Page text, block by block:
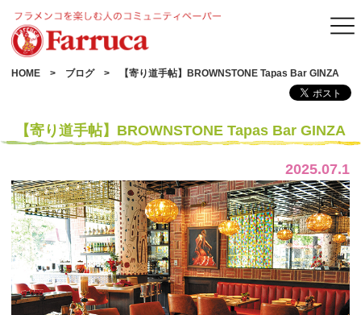
HOME ブログ 【寄り道手帖】BROWNSTONE Tapas Bar GINZA
【寄り道手帖】BROWNSTONE Tapas Bar GINZA
2025.07.1